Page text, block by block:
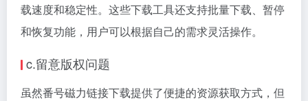
载速度和稳定性。这些下载工具还支持批量下载、暂停
和恢复功能，用户可以根据自己的需求灵活操作。
c.留意版权问题
虽然番号磁力链接下载提供了便捷的资源获取方式，但